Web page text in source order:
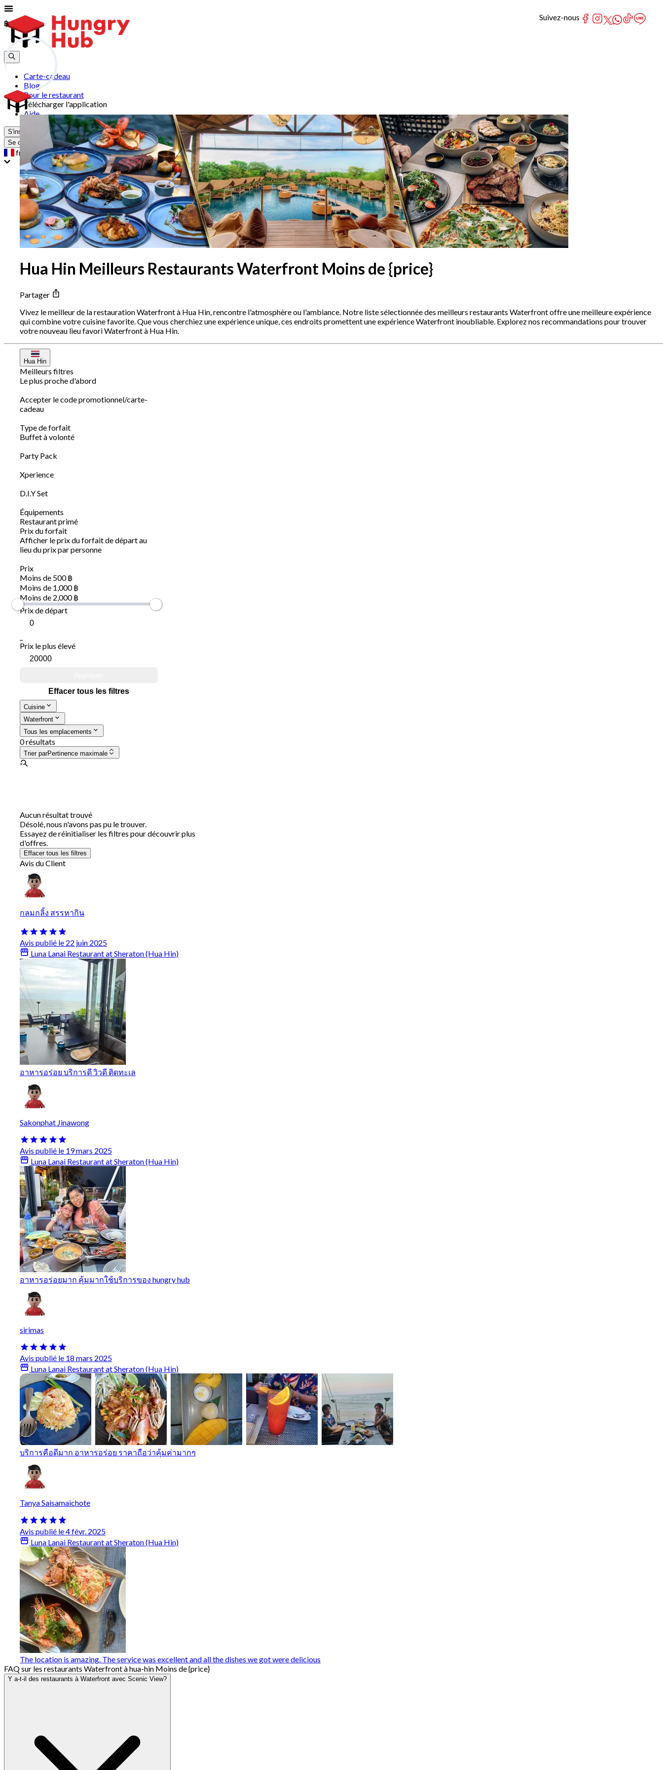
Carte-cadeau
Blog
Pour le restaurant
Télécharger l'application
Aide
S'inscrire
Se connecter
fr
Hua Hin Meilleurs Restaurants Waterfront Moins de {price}
Partager
Vivez le meilleur de la restauration Waterfront à Hua Hin, rencontre l'atmosphère ou l'ambiance. Notre liste sélectionnée des meilleurs restaurants Waterfront offre une meilleure expérience
qui combine votre cuisine favorite. Que vous cherchiez une expérience unique, ces endroits promettent une expérience Waterfront inoubliable. Explorez nos recommandations pour trouver
votre nouveau lieu favori Waterfront à Hua Hin.
Hua Hin
Meilleurs filtres
Le plus proche d'abord
Accepter le code promotionnel/carte-
cadeau
Type de forfait
Buffet à volonté
Party Pack
Xperience
D.I.Y Set
Équipements
Restaurant primé
Prix du forfait
Afficher le prix du forfait de départ au
lieu du prix par personne
Prix
Moins de 500 ฿
Moins de 1,000 ฿
Moins de 2,000 ฿
฿
Prix de départ
฿
Prix le plus élevé
Effacer tous les filtres
Cuisine
Waterfront
Tous les emplacements
0 résultats
Trier parPertinence maximale
Aucun résultat trouvé
Désolé, nous n'avons pas pu le trouver.
Essayez de réinitialiser les filtres pour découvrir plus
d'offres.
Effacer tous les filtres
Avis du Client
กลมกลิ้ง สรรหากิน
Avis publié le 22 juin 2025
Luna Lanai Restaurant at Sheraton (Hua Hin)
อาหารอร่อย บริการดี วิวดี ติดทะเล
Sakonphat Jinawong
Avis publié le 19 mars 2025
Luna Lanai Restaurant at Sheraton (Hua Hin)
อาหารอร่อยมาก คุ้มมากใช้บริการของ hungry hub
sirimas
Avis publié le 18 mars 2025
Luna Lanai Restaurant at Sheraton (Hua Hin)
บริการคือดีมาก อาหารอร่อย ราคาถือว่าคุ้มค่ามากๆ
Tanya Saisamaichote
Avis publié le 4 févr. 2025
Luna Lanai Restaurant at Sheraton (Hua Hin)
The location is amazing. The service was excellent and all the dishes we got were delicious
FAQ sur les restaurants Waterfront à hua-hin Moins de {price}
Y a-t-il des restaurants à Waterfront avec Scenic View?
Suivez-nous